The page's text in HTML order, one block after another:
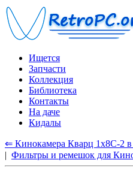
Ищется
Запчасти
Коллекция
Библиотека
Контакты
На даче
Кидалы
⇐ Кинокамера Кварц 1x8С-2 в
| Фильтры и ремешок для